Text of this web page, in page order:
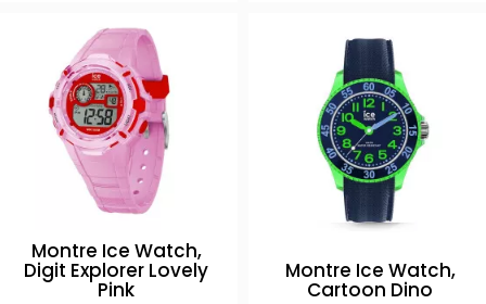
Montre Ice Watch,
Digit Explorer Lovely
Pink
Montre Ice Watch,
Cartoon Dino